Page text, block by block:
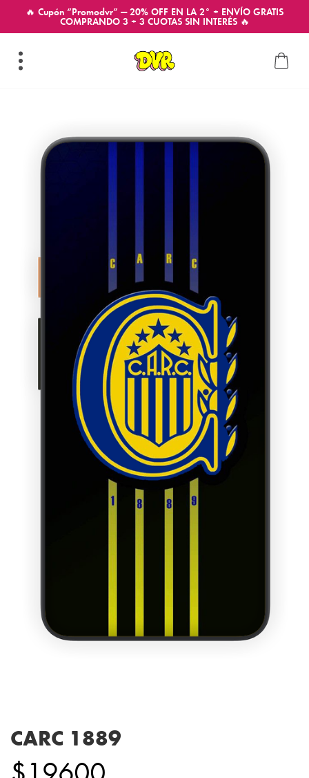
🔥 Cupón “Promodvr” — 20% OFF EN LA 2° + ENVÍO GRATIS
COMPRANDO 3 + 3 CUOTAS SIN INTERÉS 🔥
CARC 1889